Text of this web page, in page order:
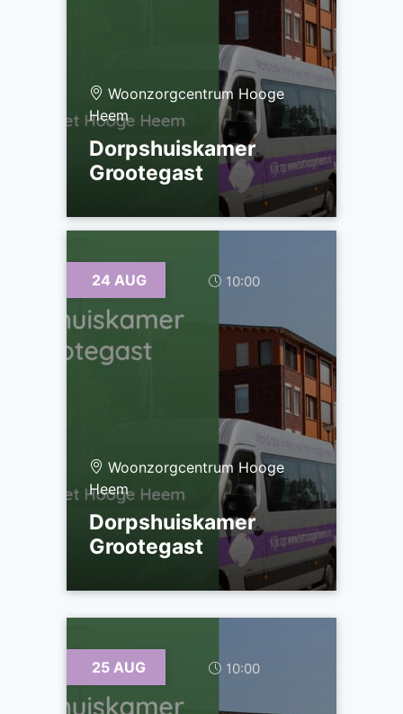
Woonzorgcentrum Hooge
Heem
Dorpshuiskamer
Grootegast
24 AUG 10:00
Woonzorgcentrum Hooge
Heem
Dorpshuiskamer
Grootegast
25 AUG 10:00